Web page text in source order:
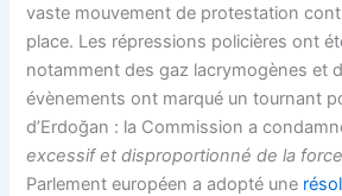
vaste mouvement de protestation
place. Les répressions policières ont
notamment des gaz lacrymogènes et
évènements ont marqué un tournant
d’Erdoğan : la Commission a
excessif et disproportionné de la
Parlement européen a adopté une